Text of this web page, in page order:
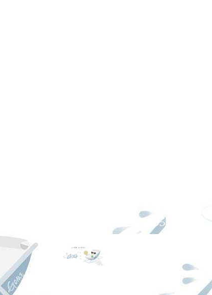
021-67865155